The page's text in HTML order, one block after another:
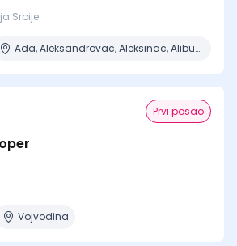
Srbije
Ada, Aleksandrovac, Aleksinac, Alibunar, Apatin + 206 mesta
Prvi posao
Vojvodina